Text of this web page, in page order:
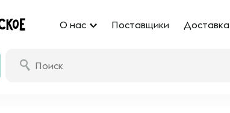
О нас Поставщики Доставка